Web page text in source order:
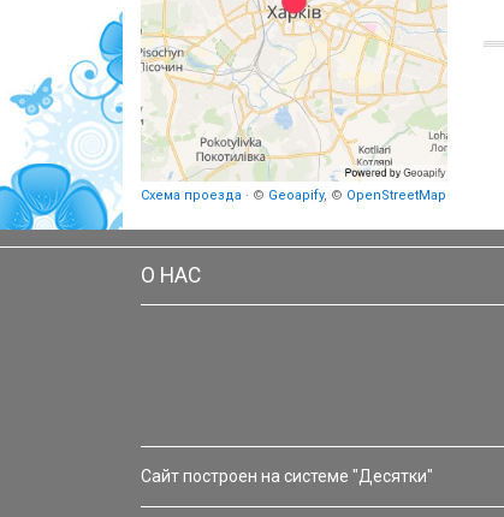
Схема проезда · © Geoapify, © OpenStreetMap
О НАС
Сайт построен на системе "Десятки"